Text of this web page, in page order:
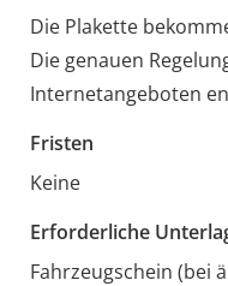
Die Plakette
Die genauen
Internetangeboten
Fristen
Keine
Erforderliche
Fahrzeugschein (bei